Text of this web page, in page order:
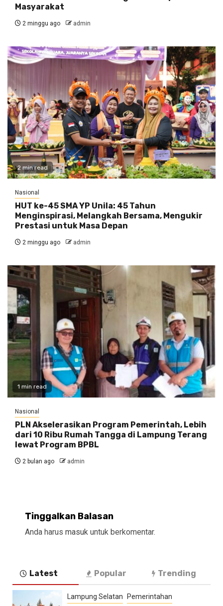
Masyarakat
2 minggu ago admin
2 min read
Nasional
HUT ke-45 SMA YP Unila: 45 Tahun
Menginspirasi, Melangkah Bersama, Mengukir
Prestasi untuk Masa Depan
2 minggu ago admin
1 min read
Nasional
PLN Akselerasikan Program Pemerintah, Lebih
dari 10 Ribu Rumah Tangga di Lampung Terang
lewat Program BPBL
2 bulan ago admin
Tinggalkan Balasan
Anda harus masuk untuk berkomentar.
Latest Popular Trending
Lampung Selatan Pemerintahan